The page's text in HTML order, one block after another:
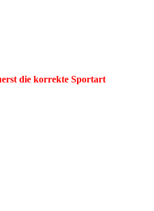
die korrekte Sportart